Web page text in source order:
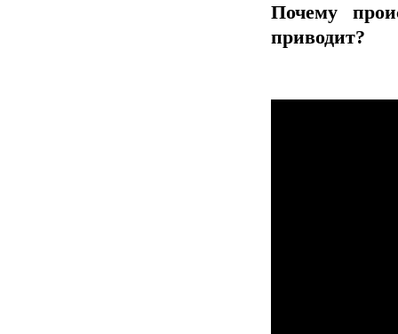
Почему
приводит?